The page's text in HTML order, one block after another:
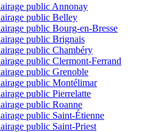
public Annonay
public Belley
public Bourg-en-Bresse
public Brignais
public Chambéry
public Clermont-Ferrand
public Grenoble
public Montélimar
public Pierrelatte
public Roanne
public Saint-Étienne
public Saint-Priest